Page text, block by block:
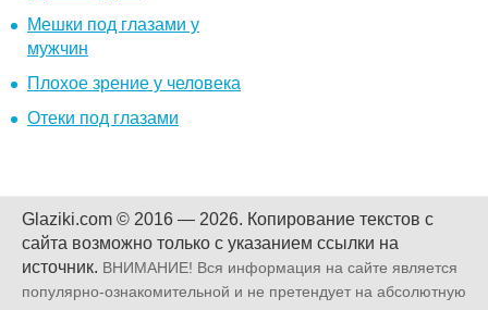
Мешки под глазами у
мужчин
Плохое зрение у человека
Отеки под глазами
Glaziki.com © 2016 — 2026. Копирование текстов с
сайта возможно только с указанием ссылки на
источник. ВНИМАНИЕ! Вся информация на сайте является
популярно-ознакомительной и не претендует на абсолютную